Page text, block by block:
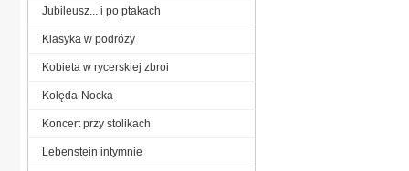
Jubileusz... i po ptakach
Klasyka w podróży
Kobieta w rycerskiej zbroi
Kolęda-Nocka
Koncert przy stolikach
Lebenstein intymnie